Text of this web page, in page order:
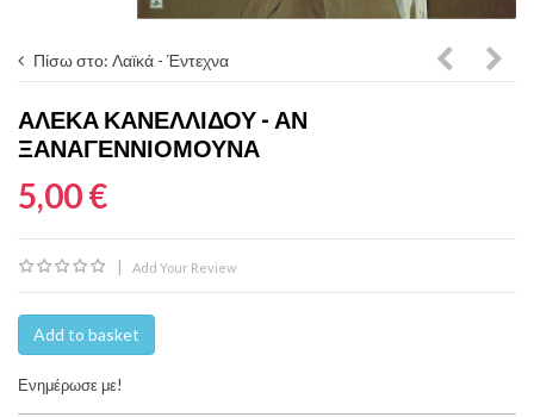
Πίσω στο: Λαϊκά - Έντεχνα
Δεν
Έχω
ΑΛΈΚΑ ΚΑΝΕΛΛΊΔΟΥ - ΑΝ
ΞΑΝΑΓΕΝΝΙΌΜΟΥΝΑ
5,00 €
Add Your Review
Add to basket
Ενημέρωσε με!